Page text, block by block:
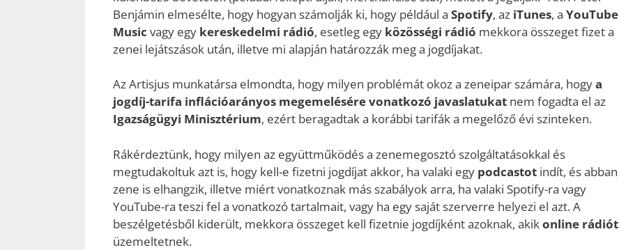
Benjámin elmesélte, hogy hogyan számolják ki, hogy például a Spotify, az iTunes, a YouTube
Music vagy egy kereskedelmi rádió, esetleg egy közösségi rádió mekkora összeget fizet a
zenei lejátszások után, illetve mi alapján határozzák meg a jogdíjakat.
Az Artisjus munkatársa elmondta, hogy milyen problémát okoz a zeneipar számára, hogya
jogdíj-tarifa inflációarányos megemelésére vonatkozó javaslatukat nem fogadta el az
Igazságügyi Minisztérium, ezért beragadtak a korábbi tarifák a megelőző évi szinteken.
Rákérdeztünk, hogy milyen az együttműködés a zenemegosztó szolgáltatásokkal és
megtudakoltuk azt is, hogy kell-e fizetni jogdíjat akkor, ha valaki egy podcastot indít, és abban
zene is elhangzik, illetve miért vonatkoznak más szabályok arra, ha valaki Spotify-ra vagy
YouTube-ra teszi fel a vonatkozó tartalmait, vagy ha egy saját szerverre helyezi el azt. A
beszélgetésből kiderült, mekkora összeget kell fizetnie jogdíjként azoknak, akikonline rádiót
üzemeltetnek.